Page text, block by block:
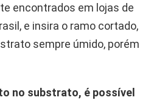
encontrados em lojas de
e insira o ramo cortado,
sempre úmido, porém
no substrato, é possível